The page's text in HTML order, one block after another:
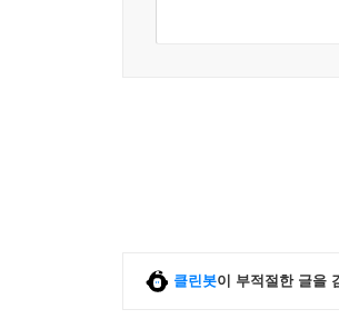
클린봇이 부적절한 글을